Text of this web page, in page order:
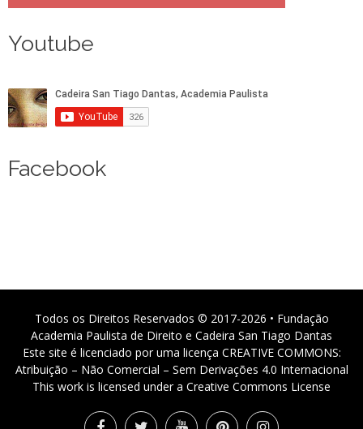
Youtube
Facebook
Todos os Direitos Reservados © 2017-2026 • Fundação
Academia Paulista de Direito e Cadeira San Tiago Dantas
Este site é licenciado por uma licença CREATIVE COMMONS:
Atribuição – Não Comercial – Sem Derivações 4.0 Internacional
This work is licensed under a Creative Commons License